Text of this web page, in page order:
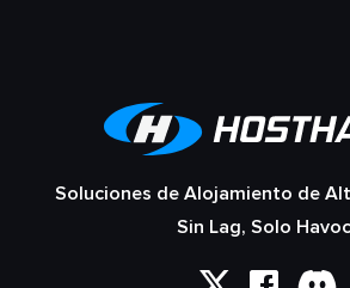
Soluciones de Alojamiento de
Sin Lag, Solo